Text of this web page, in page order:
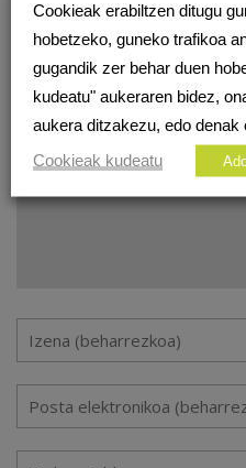
UTZI ERANTZUN BAT
Zure e-posta helbidea ez da
eremuak * markatuta daude
Cookieak erabiltzen ditugu
hobetzeko, guneko trafikoa
gugandik zer behar duen
kudeatu" aukeraren bidez,
aukera ditzakezu, edo denak
Cookieak kudeatu